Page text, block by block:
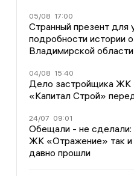
05/08 17:00
Странный презент для
подробности истории
Владимирской области
04/08 15:40
Дело застройщика
«Капитал Строй»
24/07 09:01
Обещали - не сделали:
ЖК «Отражение» так и
давно прошли